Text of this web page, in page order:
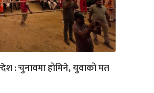
: चुनावमा होमिने, युवाको मत